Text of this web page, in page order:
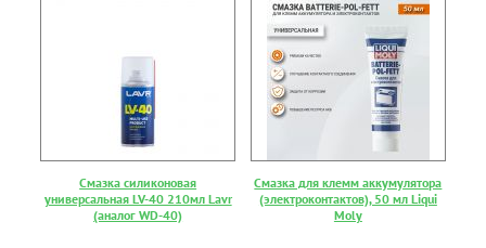
Смазка силиконовая
универсальная LV-40 210мл Lavr
(аналог WD-40)
Смазка для клемм аккумулятора
(электроконтактов), 50 мл Liqui
Moly